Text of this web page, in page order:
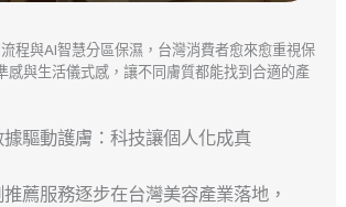
程與AI智慧分區保濕，台灣消費者愈來愈重視保
感與生活儀式感，讓不同膚質都能找到合適的產
驅動護膚：科技讓個人化成真
薦服務逐步在台灣美容產業落地，